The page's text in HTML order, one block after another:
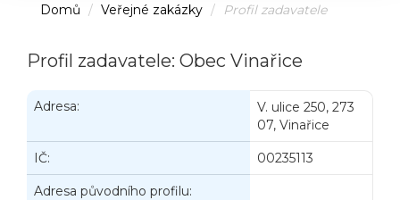
Domů Veřejné zakázky Profil zadavatele
Profil zadavatele: Obec Vinařice
Adresa:
V. ulice 250, 273
07, Vinařice
IČ: 00235113
Adresa původního profilu: